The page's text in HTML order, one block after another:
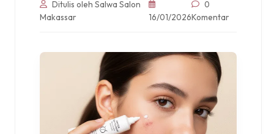
Ditulis oleh Salwa Salon
Makassar
16/01/2026
0
Komentar